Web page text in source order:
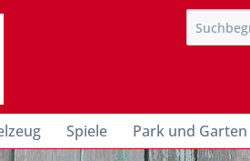
Spiele Park und Garten